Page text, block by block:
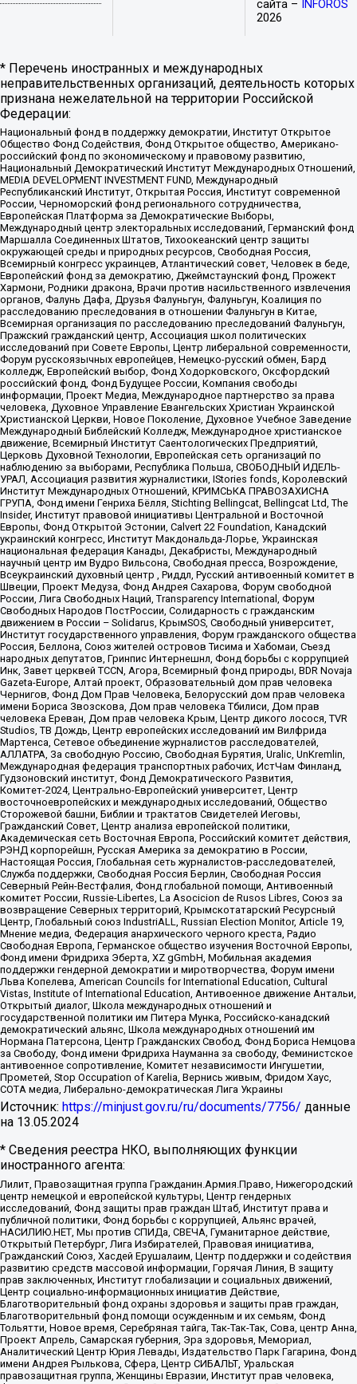
сайта –
INFOROS
2026
* Перечень иностранных и международных
неправительственных организаций, деятельность которых
признана нежелательной на территории Российской
Федерации:
Национальный фонд в поддержку демократии, Институт Открытое
Общество Фонд Содействия, Фонд Открытое общество, Американо-
российский фонд по экономическому и правовому развитию,
Национальный Демократический Институт Международных Отношений,
MEDIA DEVELOPMENT INVESTMENT FUND, Международный
Республиканский Институт, Открытая Россия, Институт современной
России, Черноморский фонд регионального сотрудничества,
Европейская Платформа за Демократические Выборы,
Международный центр электоральных исследований, Германский фонд
Маршалла Соединенных Штатов, Тихоокеанский центр защиты
окружающей среды и природных ресурсов, Свободная Россия,
Всемирный конгресс украинцев, Атлантический совет, Человек в беде,
Европейский фонд за демократию, Джеймстаунский фонд, Прожект
Хармони, Родники дракона, Врачи против насильственного извлечения
органов, Фалунь Дафа, Друзья Фалуньгун, Фалуньгун, Коалиция по
расследованию преследования в отношении Фалуньгун в Китае,
Всемирная организация по расследованию преследований Фалуньгун,
Пражский гражданский центр, Ассоциация школ политических
исследований при Совете Европы, Центр либеральной современности,
Форум русскоязычных европейцев, Немецко-русский обмен, Бард
колледж, Европейский выбор, Фонд Ходорковского, Оксфордский
российский фонд, Фонд Будущее России, Компания свободы
информации, Проект Медиа, Международное партнерство за права
человека, Духовное Управление Евангельских Христиан Украинской
Христианской Церкви, Новое Поколение, Духовное Учебное Заведение
Международный Библейский Колледж, Международное христианское
движение, Всемирный Институт Саентологических Предприятий,
Церковь Духовной Технологии, Европейская сеть организаций по
наблюдению за выборами, Республика Польша, СВОБОДНЫЙ ИДЕЛЬ-
УРАЛ, Ассоциация развития журналистики, IStories fonds, Королевский
Институт Международных Отношений, КРИМСЬКА ПРАВОЗАХИСНА
ГРУПА, Фонд имени Генриха Бёлля, Stichting Bellingcat, Bellingcat Ltd, The
Insider, Институт правовой инициативы Центральной и Восточной
Европы, Фонд Открытой Эстонии, Calvert 22 Foundation, Канадский
украинский конгресс, Институт Макдональда-Лорье, Украинская
национальная федерация Канады, Декабристы, Международный
научный центр им Вудро Вильсона, Свободная пресса, Возрождение,
Всеукраинский духовный центр , Риддл, Русский антивоенный комитет в
Швеции, Проект Медуза, Фонд Андрея Сахарова, Форум свободной
России, Лига Свободных Наций, Transparеncy International, Форум
Свободных Народов ПостРоссии, Солидарность с гражданским
движением в России – Solidarus, КрымSOS, Свободный университет,
Институт государственного управления, Форум гражданского общества
Россия, Беллона, Союз жителей островов Тисима и Хабомаи, Съезд
народных депутатов, Гринпис Интернешнл, Фонд борьбы с коррупцией
Инк, Завет церквей TCCN, Агора, Всемирный фонд природы, BDR Novaja
Gazeta-Europe, Алтай проект, Образовательный дом прав человека
Чернигов, Фонд Дом Прав Человека, Белорусский дом прав человека
имени Бориса Звозскова, Дом прав человека Тбилиси, Дом прав
человека Ереван, Дом прав человека Крым, Центр дикого лосося, TVR
Studios, ТВ Дождь, Центр европейских исследований им Вилфрида
Мартенса, Сетевое объединение журналистов расследователей,
АЛЛАТРА, За свободную Россию, Свободная Бурятия, Uralic, UnKremlin,
Международная федерация транспортных рабочих, ИстЧам Финланд,
Гудзоновский институт, Фонд Демократического Развития,
Комитет-2024, Центрально-Европейский университет, Центр
восточноевропейских и международных исследований, Общество
Сторожевой башни, Библии и трактатов Свидетелей Иеговы,
Гражданский Совет, Центр анализа европейской политики,
Академическая сеть Восточная Европа, Российский комитет действия,
РЭНД корпорейшн, Русская Америка за демократию в России,
Настоящая Россия, Глобальная сеть журналистов-расследователей,
Служба поддержки, Свободная Россия Берлин, Свободная Россия
Северный Рейн-Вестфалия, Фонд глобальной помощи, Антивоенный
комитет России, Russie-Libertes, La Asocicion de Rusos Libres, Союз за
возвращение Северных территорий, Крымскотатарский Ресурсный
Центр, Глобальный союз IndustriALL, Russian Election Monitor, Article 19,
Мнение медиа, Федерация анархического черного креста, Радио
Свободная Европа, Германское общество изучения Восточной Европы,
Фонд имени Фридриха Эберта, XZ gGmbH, Мобильная академия
поддержки гендерной демократии и миротворчества, Форум имени
Льва Копелева, American Councils for International Education, Cultural
Vistas, Institute of International Education, Антивоенное движение Антальи,
Открытый диалог, Школа международных отношений и
государственной политики им Питера Мунка, Российско-канадский
демократический альянс, Школа международных отношений им
Нормана Патерсона, Центр Гражданских Свобод, Фонд Бориса Немцова
за Свободу, Фонд имени Фридриха Науманна за свободу, Феминистское
антивоенное сопротивление, Комитет независимости Ингушетии,
Прометей, Stop Occupation of Karelia, Вернись живым, Фридом Хаус,
СОТА медиа, Либерально-демократическая Лига Украины
Источник: https://minjust.gov.ru/ru/documents/7756/ данные
на 13.05.2024
* Сведения реестра НКО, выполняющих функции
иностранного агента:
Лилит, Правозащитная группа Гражданин.Армия.Право, Нижегородский
центр немецкой и европейской культуры, Центр гендерных
исследований, Фонд защиты прав граждан Штаб, Институт права и
публичной политики, Фонд борьбы с коррупцией, Альянс врачей,
НАСИЛИЮ.НЕТ, Мы против СПИДа, СВЕЧА, Гуманитарное действие,
Открытый Петербург, Лига Избирателей, Правовая инициатива,
Гражданский Союз, Хасдей Ерушалаим, Центр поддержки и содействия
развитию средств массовой информации, Горячая Линия, В защиту
прав заключенных, Институт глобализации и социальных движений,
Центр социально-информационных инициатив Действие,
Благотворительный фонд охраны здоровья и защиты прав граждан,
Благотворительный фонд помощи осужденным и их семьям, Фонд
Тольятти, Новое время, Серебряная тайга, Так-Так-Так, Сова, центр Анна,
Проект Апрель, Самарская губерния, Эра здоровья, Мемориал,
Аналитический Центр Юрия Левады, Издательство Парк Гагарина, Фонд
имени Андрея Рылькова, Сфера, Центр СИБАЛЬТ, Уральская
правозащитная группа, Женщины Евразии, Институт прав человека,